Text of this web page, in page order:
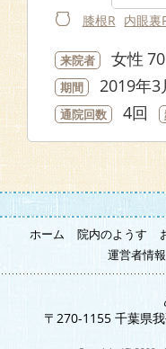
膝根R 内眼裏
来院者 女性
期間 2019年3
通院回数 4回
ホーム 院内のようす
運営者情報
〒270-1155 千葉県